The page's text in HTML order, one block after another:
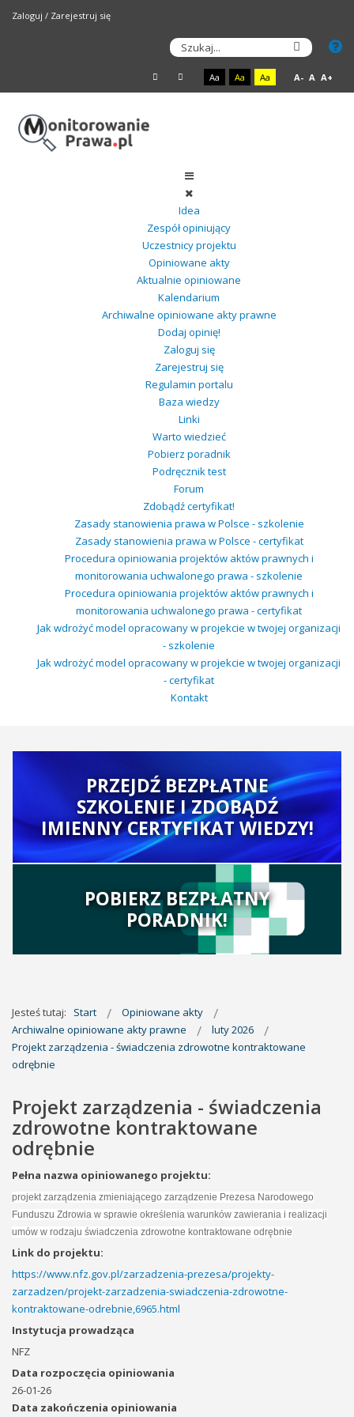
Zaloguj / Zarejestruj się
Aa Aa Aa A- A A+
Idea
Zespół opiniujący
Uczestnicy projektu
Opiniowane akty
Aktualnie opiniowane
Kalendarium
Archiwalne opiniowane akty prawne
Dodaj opinię!
Zaloguj się
Zarejestruj się
Regulamin portalu
Baza wiedzy
Linki
Warto wiedzieć
Pobierz poradnik
Podręcznik test
Forum
Zdobądź certyfikat!
Zasady stanowienia prawa w Polsce - szkolenie
Zasady stanowienia prawa w Polsce - certyfikat
Procedura opiniowania projektów aktów prawnych i
monitorowania uchwalonego prawa - szkolenie
Procedura opiniowania projektów aktów prawnych i
monitorowania uchwalonego prawa - certyfikat
Jak wdrożyć model opracowany w projekcie w twojej organizacji
- szkolenie
Jak wdrożyć model opracowany w projekcie w twojej organizacji
- certyfikat
Kontakt
PRZEJDŹ BEZPŁATNE
SZKOLENIE I ZDOBĄDŹ
IMIENNY CERTYFIKAT WIEDZY!
POBIERZ BEZPŁATNY
PORADNIK!
Jesteś tutaj: Start
Opiniowane akty
Archiwalne opiniowane akty prawne
luty 2026
Projekt zarządzenia - świadczenia zdrowotne kontraktowane
odrębnie
Projekt zarządzenia - świadczenia
zdrowotne kontraktowane
odrębnie
Pełna nazwa opiniowanego projektu:
projekt zarządzenia zmieniającego zarządzenie Prezesa Narodowego
Funduszu Zdrowia w sprawie określenia warunków zawierania i realizacji
umów w rodzaju świadczenia zdrowotne kontraktowane odrębnie
Link do projektu:
https://www.nfz.gov.pl/zarzadzenia-prezesa/projekty-
zarzadzen/projekt-zarzadzenia-swiadczenia-zdrowotne-
kontraktowane-odrebnie,6965.html
Instytucja prowadząca
NFZ
Data rozpoczęcia opiniowania
26-01-26
Data zakończenia opiniowania